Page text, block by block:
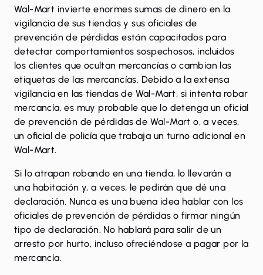
Wal-Mart invierte enormes sumas de dinero en la
vigilancia de sus tiendas y sus oficiales de
prevención de pérdidas están capacitados para
detectar comportamientos sospechosos, incluidos
los clientes que ocultan mercancías o cambian las
etiquetas de las mercancías. Debido a la extensa
vigilancia en las tiendas de Wal-Mart, si intenta robar
mercancía, es muy probable que lo detenga un oficial
de prevención de pérdidas de Wal-Mart o, a veces,
un oficial de policía que trabaja un turno adicional en
Wal-Mart.
Si lo atrapan robando en una tienda, lo llevarán a
una habitación y, a veces, le pedirán que dé una
declaración. Nunca es una buena idea hablar con los
oficiales de prevención de pérdidas o firmar ningún
tipo de declaración. No hablará para salir de un
arresto por hurto, incluso ofreciéndose a pagar por la
mercancía.